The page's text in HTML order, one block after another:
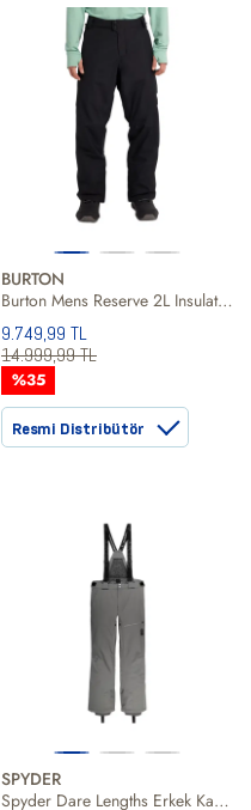
BURTON
Burton Mens Reserve 2L Insulated Erkek Siyah Snowboard Pantolonu
9.749,99 TL
14.999,99 TL
%35
Resmi Distribütör
SPYDER
Spyder Dare Lengths Erkek Kayak Pantolonu